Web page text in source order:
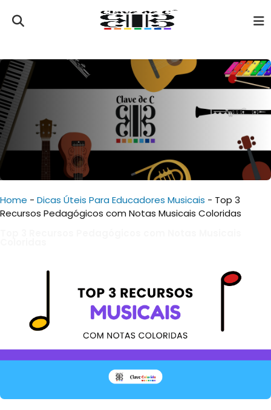
Home - Dicas Úteis Para Educadores Musicais - Top 3
Recursos Pedagógicos com Notas Musicais Coloridas